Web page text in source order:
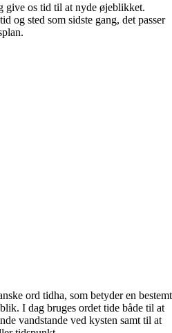
give os tid til at nyde øjeblikket.
og sted som sidste gang, det passer
ord tidha, som betyder en bestemt
I dag bruges ordet tide både til at
vandstande ved kysten samt til at